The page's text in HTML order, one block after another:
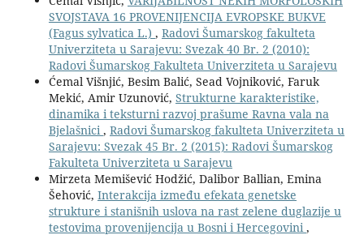
SVOJSTAVA 16 PROVENIJENCIJA EVROPSKE BUKVE
(Fagus sylvatica L.) , Radovi Šumarskog fakulteta
Univerziteta u Sarajevu: Svezak 40 Br. 2 (2010):
Radovi Šumarskog Fakulteta Univerziteta u Sarajevu
Ćemal Višnjić, Besim Balić, Sead Vojniković, Faruk
Mekić, Amir Uzunović, Strukturne karakteristike,
dinamika i teksturni razvoj prašume Ravna vala na
Bjelašnici , Radovi Šumarskog fakulteta Univerziteta u
Sarajevu: Svezak 45 Br. 2 (2015): Radovi Šumarskog
Fakulteta Univerziteta u Sarajevu
Mirzeta Memišević Hodžić, Dalibor Ballian, Emina
Šehović, Interakcija između efekata genetske
strukture i stanišnih uslova na rast zelene duglazije u
testovima provenijencija u Bosni i Hercegovini ,